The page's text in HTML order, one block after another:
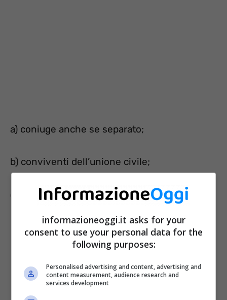
a) coniuge anche se separato;
b) conviventi dell’unione civile;
c) figli di minori età;
informazioneoggi.it asks for your
consent to use your personal data for the
following purposes:
Personalised advertising and content, advertising and
content measurement, audience research and
services development